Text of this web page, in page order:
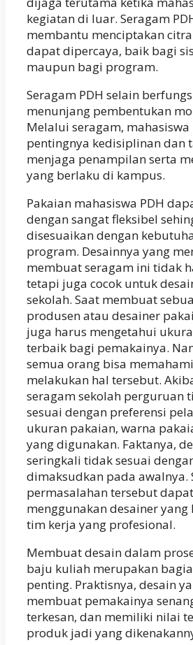
kegiatan di luar. Seragam
membantu menciptakan
dapat dipercaya, baik bagi
maupun bagi program.
Seragam PDH selain
menunjang pembentukan
Melalui seragam,
pentingnya kedisiplinan dan
menjaga penampilan serta
yang berlaku di kampus.
Pakaian mahasiswa PDH
dengan sangat fleksibel
disesuaikan dengan
program. Desainnya yang
membuat seragam ini tidak
tetapi juga cocok untuk
sekolah. Saat membuat
produsen atau desainer
juga harus mengetahui
terbaik bagi pemakainya.
semua orang bisa
melakukan hal tersebut.
seragam sekolah perguruan
sesuai dengan preferensi
ukuran pakaian, warna
yang digunakan. Faktanya,
seringkali tidak sesuai
dimaksudkan pada awalnya.
permasalahan tersebut
menggunakan desainer
tim kerja yang profesional.
Membuat desain dalam
baju kuliah merupakan
penting. Praktisnya, desain
membuat pemakainya
terkesan, dan memiliki nilai
produk jadi yang